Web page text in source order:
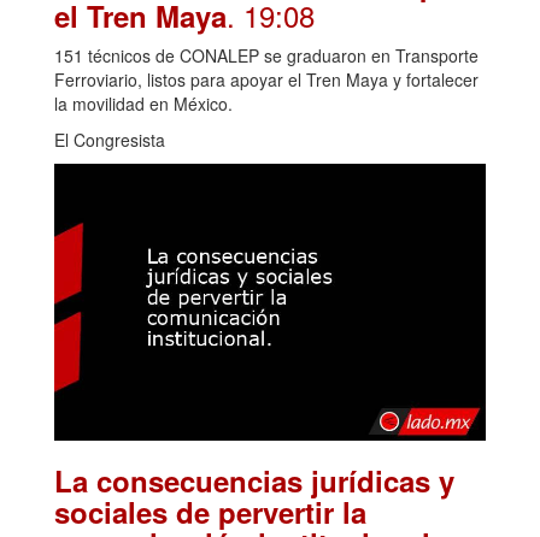
el Tren Maya. 19:08
151 técnicos de CONALEP se graduaron en Transporte
Ferroviario, listos para apoyar el Tren Maya y fortalecer
la movilidad en México.
El Congresista
La consecuencias jurídicas y
sociales de pervertir la